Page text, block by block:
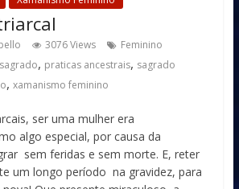
3076 Views
Feminino
, praticas ancestrais, sagrado
, xamanismo feminino
ser uma mulher era
algo especial, por causa da
sem feridas e sem morte. E, reter
um longo período na gravidez, para